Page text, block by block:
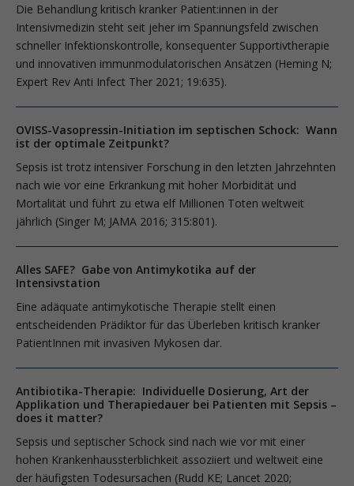
Die Behandlung kritisch kranker Patient:innen in der
Intensivmedizin steht seit jeher im Spannungsfeld zwischen
schneller Infektionskontrolle, konsequenter Supportivtherapie
und innovativen immunmodulatorischen Ansätzen (Heming N;
Expert Rev Anti Infect Ther 2021; 19:635).
OVISS-Vasopressin-Initiation im septischen Schock: Wann
ist der optimale Zeitpunkt?
Sepsis ist trotz intensiver Forschung in den letzten Jahrzehnten
nach wie vor eine Erkrankung mit hoher Morbidität und
Mortalität und führt zu etwa elf Millionen Toten weltweit
jährlich (Singer M; JAMA 2016; 315:801).
Alles SAFE? Gabe von Antimykotika auf der
Intensivstation
Eine adäquate antimykotische Therapie stellt einen
entscheidenden Prädiktor für das Überleben kritisch kranker
PatientInnen mit invasiven Mykosen dar.
Antibiotika-Therapie: Individuelle Dosierung, Art der
Applikation und Therapiedauer bei Patienten mit Sepsis –
does it matter?
Sepsis und septischer Schock sind nach wie vor mit einer
hohen Krankenhaussterblichkeit assoziiert und weltweit eine
der häufigsten Todesursachen (Rudd KE; Lancet 2020;